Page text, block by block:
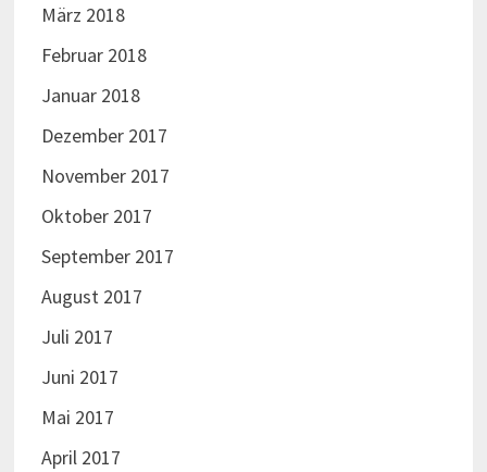
März 2018
Februar 2018
Januar 2018
Dezember 2017
November 2017
Oktober 2017
September 2017
August 2017
Juli 2017
Juni 2017
Mai 2017
April 2017